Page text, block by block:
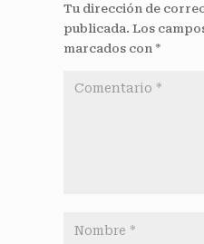
Tu dirección de
publicada. Los
marcados con *